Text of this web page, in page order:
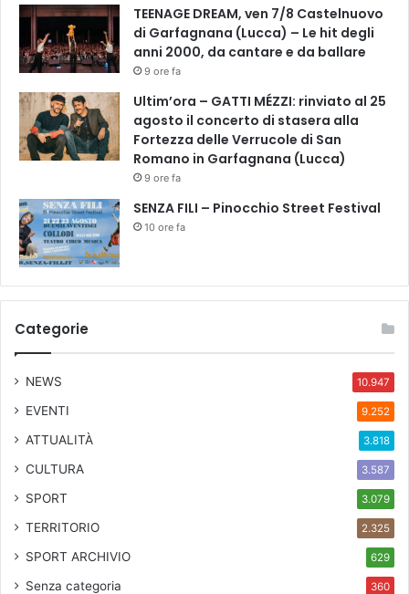
TEENAGE DREAM, ven 7/8 Castelnuovo
di Garfagnana (Lucca) – Le hit degli
anni 2000, da cantare e da ballare
9 ore fa
Ultim’ora – GATTI MÉZZI: rinviato al 25
agosto il concerto di stasera alla
Fortezza delle Verrucole di San
Romano in Garfagnana (Lucca)
9 ore fa
SENZA FILI – Pinocchio Street Festival
10 ore fa
Categorie
NEWS 10.947
EVENTI 9.252
ATTUALITÀ 3.818
CULTURA 3.587
SPORT 3.079
TERRITORIO 2.325
SPORT ARCHIVIO 629
Senza categoria 360